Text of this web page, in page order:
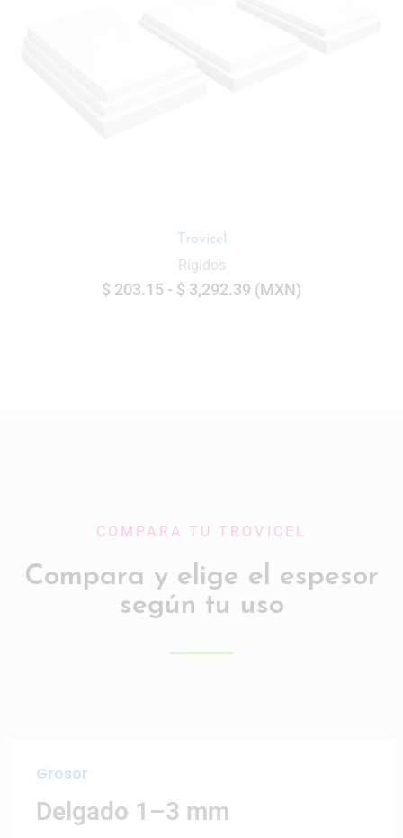
Trovicel
Rígidos
$ 203.15 - $ 3,292.39 (MXN)
COMPARA TU TROVICEL
Compara y elige el espesor
según tu uso
Grosor
Delgado 1–3 mm